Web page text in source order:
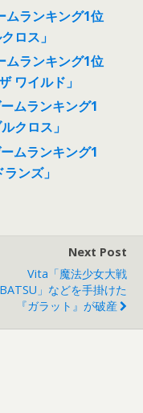
ムランキング1位
ロス」
ムランキング1位
ワイルド」
ムランキング1
クロス」
ムランキング1
ンズ」
Next Post
Vita「魔法少女大戦
」などを手掛けた
『ガラット』が破産